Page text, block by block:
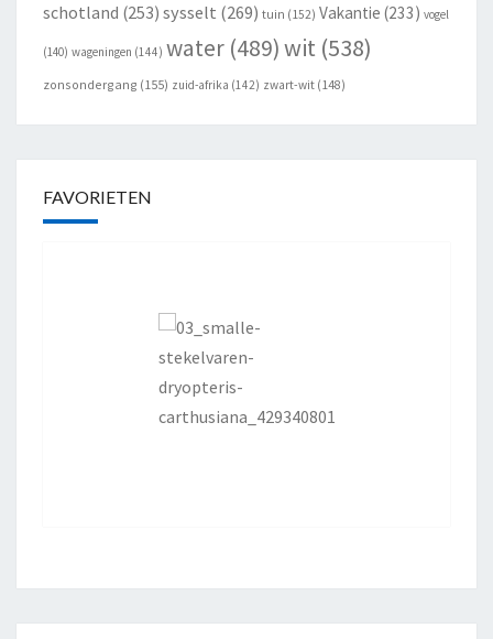
schotland (253) sysselt (269) tuin (152) Vakantie (233) vogel
(140) wageningen (144) water (489)wit (538)
zonsondergang (155) zuid-afrika (142) zwart-wit (148)
FAVORIETEN